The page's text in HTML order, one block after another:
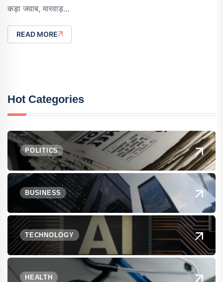
कड़ा जवाब, मारवाड़...
READ MORE
Hot Categories
POLITICS
BUSINESS
TECHNOLOGY
HEALTH